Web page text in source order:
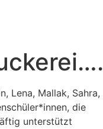
Lena, Mallak, Sahra,
die
unterstützt